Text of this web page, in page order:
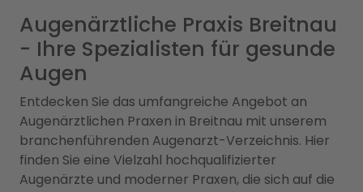
Augenärztliche Praxis Breitnau
- Ihre Spezialisten für gesunde
Augen
Entdecken Sie das umfangreiche Angebot an
Augenärztlichen Praxen in Breitnau mit unserem
branchenführenden Augenarzt-Verzeichnis. Hier
finden Sie eine Vielzahl hochqualifizierter
Augenärzte und moderner Praxen, die sich auf die